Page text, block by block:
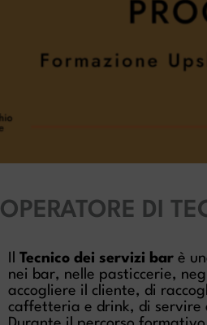
OPERATORE DI
Tecnico dei servizi bar è
nei bar, nelle pasticcerie,
accogliere il cliente, di
caffetteria e drink, di servire